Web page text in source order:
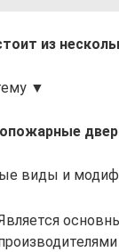
из
▼
виды и